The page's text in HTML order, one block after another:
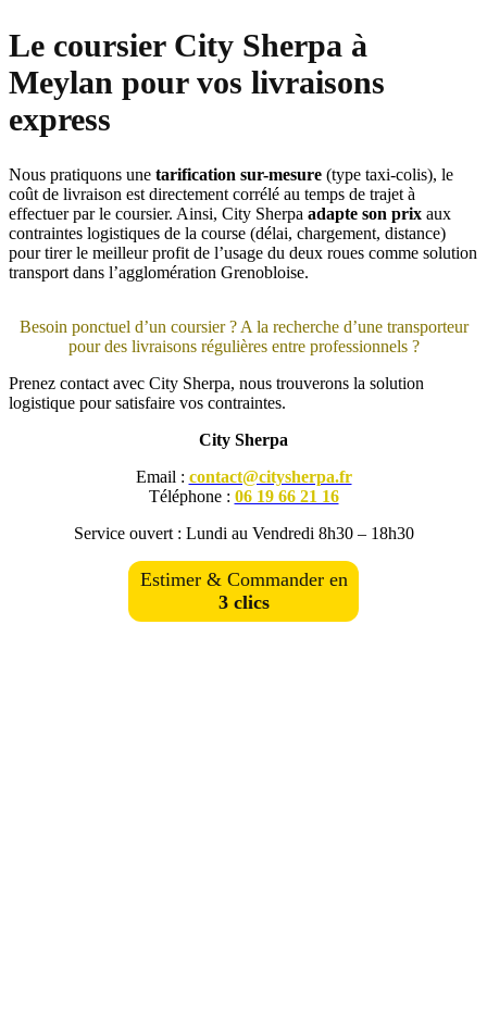
Le coursier City Sherpa à
Meylan pour vos livraisons
express
Nous pratiquons une tarification sur-mesure (type taxi-colis), le
coût de livraison est directement corrélé au temps de trajet à
effectuer par le coursier. Ainsi, City Sherpa adapte son prix aux
contraintes logistiques de la course (délai, chargement, distance)
pour tirer le meilleur profit de l’usage du deux roues comme solution
transport dans l’agglomération Grenobloise.
Besoin ponctuel d’un coursier ? A la recherche d’une transporteur
pour des livraisons régulières entre professionnels ?
Prenez contact avec City Sherpa, nous trouverons la solution
logistique pour satisfaire vos contraintes.
City Sherpa
Email : contact@citysherpa.fr
Téléphone : 06 19 66 21 16
Service ouvert : Lundi au Vendredi 8h30 – 18h30
Estimer & Commander en
3 clics